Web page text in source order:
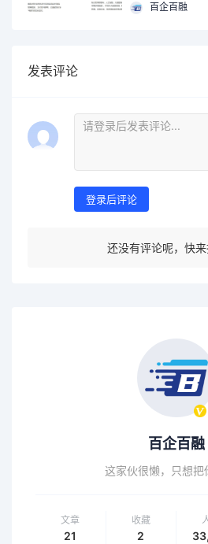
百企百融
发表评论
登录后评论
还没有评论呢，快
百企百融
这家伙很懒，只想把
文章
21
收藏
2